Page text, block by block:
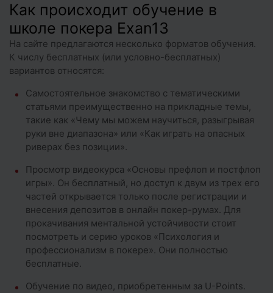
Как происходит обучение в
школе покера Exan13
На сайте предлагаются несколько форматов обучения.
К числу бесплатных (или условно-бесплатных)
вариантов относятся:
Самостоятельное знакомство с тематическими
статьями преимущественно на прикладные темы,
такие как «Чему мы можем научиться, разыгрывая
руки вне диапазона» или «Как играть на опасных
риверах без позиции».
Просмотр видеокурса «Основы префлоп и постфлоп
игры». Он бесплатный, но доступ к двум из трех его
частей открывается только после регистрации и
внесения депозитов в онлайн покер-румах. Для
прокачивания ментальной устойчивости стоит
посмотреть и серию уроков «Психология и
профессионализм в покере». Они полностью
бесплатные.
Обучение по видео, приобретенным за U-Points.